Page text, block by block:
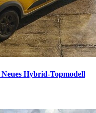
Neues Hybrid-Topmodell